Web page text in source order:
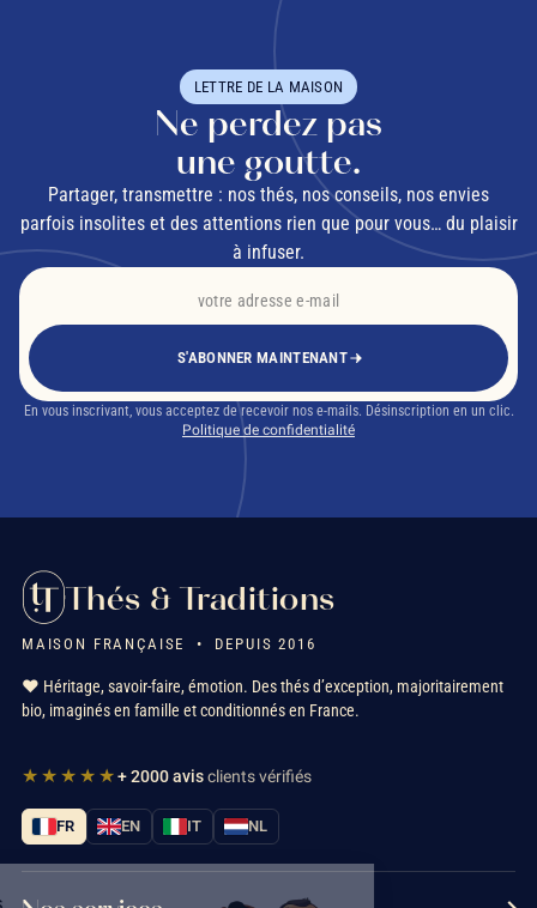
LETTRE DE LA MAISON
Ne perdez pas
une goutte.
Partager, transmettre : nos thés, nos conseils, nos envies
parfois insolites et des attentions rien que pour vous… du plaisir
à infuser.
S'ABONNER MAINTENANT
En vous inscrivant, vous acceptez de recevoir nos e-mails. Désinscription en un clic.
Politique de confidentialité
Thés & Traditions
MAISON FRANÇAISE • DEPUIS 2016
❤️ Héritage, savoir-faire, émotion. Des thés d’exception, majoritairement
bio, imaginés en famille et conditionnés en France.
★★★★★+ 2000 avisclients vérifiés
FR EN IT NL